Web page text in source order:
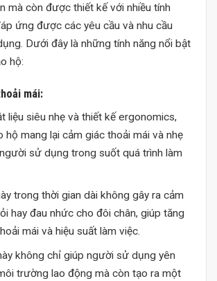
mà còn được thiết kế với nhiều tính
ứng được các yêu cầu và nhu cầu
Dưới đây là những tính năng nổi bật
hộ:
mái:
liệu siêu nhẹ và thiết kế ergonomics,
hộ mang lại cảm giác thoải mái và nhẹ
sử dụng trong suốt quá trình làm
trong thời gian dài không gây ra cảm
hay đau nhức cho đôi chân, giúp tăng
mái và hiệu suất làm việc.
không chỉ giúp người sử dụng yên
trường lao động mà còn tạo ra một